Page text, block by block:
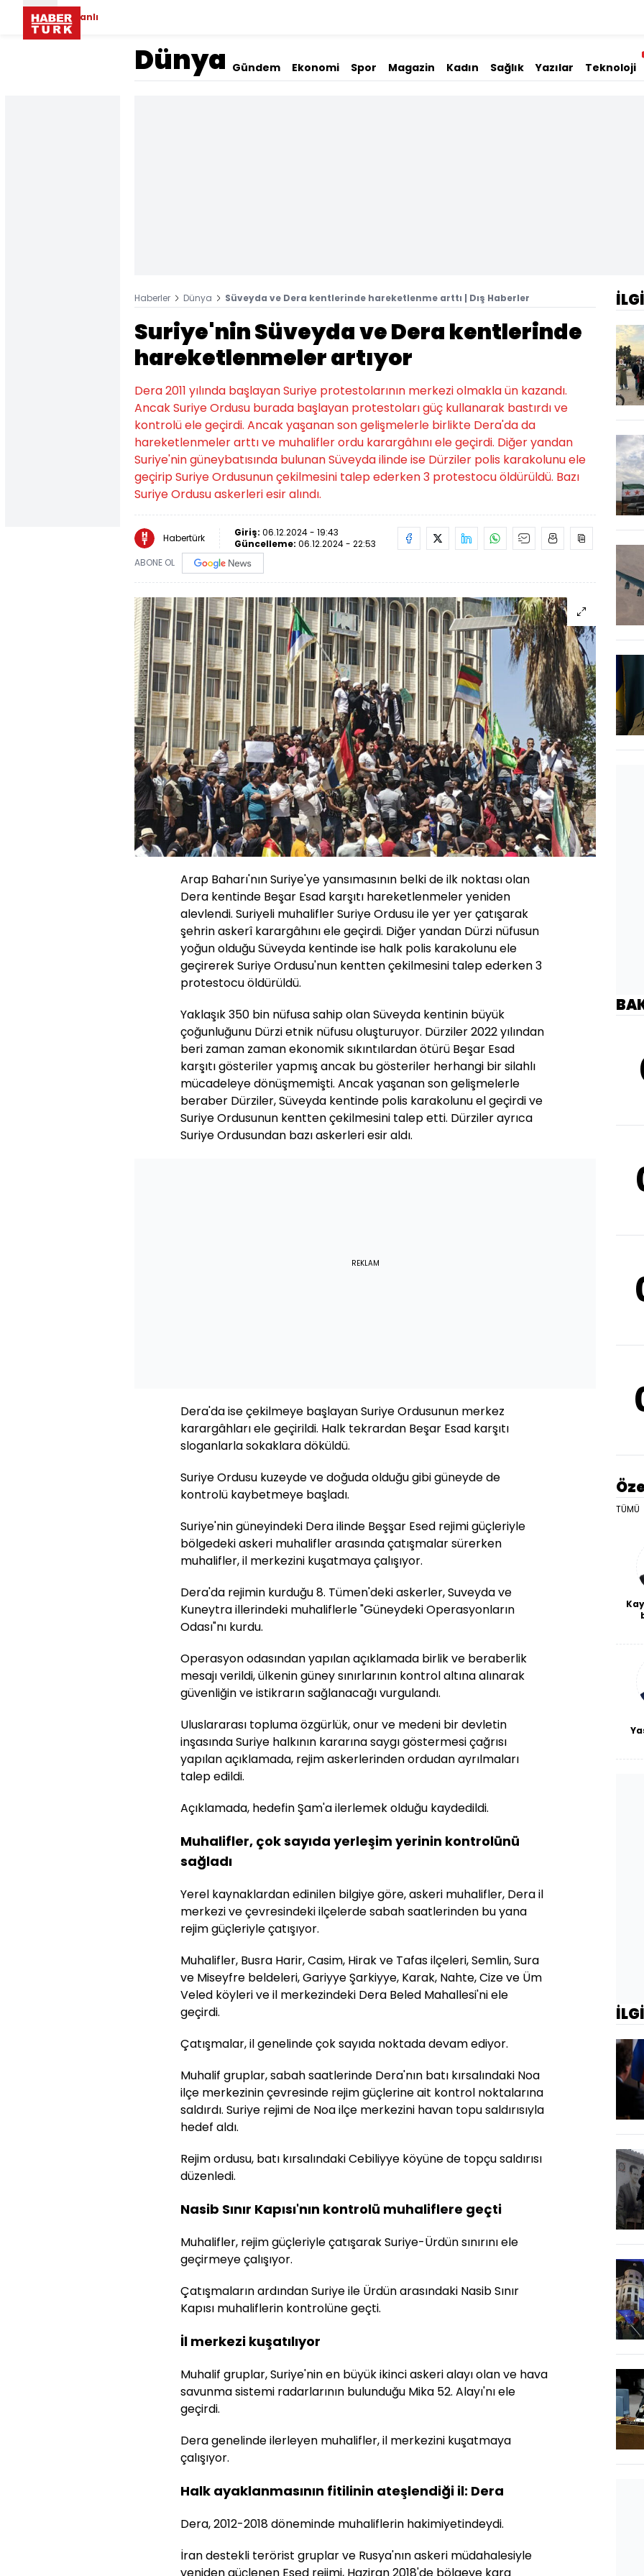
Canlı
Dünya Gündem Ekonomi Spor Magazin Kadın Sağlık Yazılar Teknoloji
Haberler Dünya Süveyda ve Dera kentlerinde hareketlenme arttı | Dış Haberler
Suriye'nin Süveyda ve Dera kentlerinde
hareketlenmeler artıyor
Dera 2011 yılında başlayan Suriye protestolarının merkezi olmakla ün kazandı.
Ancak Suriye Ordusu burada başlayan protestoları güç kullanarak bastırdı ve
kontrolü ele geçirdi. Ancak yaşanan son gelişmelerle birlikte Dera'da da
hareketlenmeler arttı ve muhalifler ordu karargâhını ele geçirdi. Diğer yandan
Suriye'nin güneybatısında bulunan Süveyda ilinde ise Dürziler polis karakolunu ele
geçirip Suriye Ordusunun çekilmesini talep ederken 3 protestocu öldürüldü. Bazı
Suriye Ordusu askerleri esir alındı.
Habertürk Giriş: 06.12.2024 - 19:43
Güncelleme: 06.12.2024 - 22:53
ABONE OL
Arap Baharı'nın Suriye'ye yansımasının belki de ilk noktası olan
Dera kentinde Beşar Esad karşıtı hareketlenmeler yeniden
alevlendi. Suriyeli muhalifler Suriye Ordusu ile yer yer çatışarak
şehrin askerî karargâhını ele geçirdi. Diğer yandan Dürzi nüfusun
yoğun olduğu Süveyda kentinde ise halk polis karakolunu ele
geçirerek Suriye Ordusu'nun kentten çekilmesini talep ederken 3
protestocu öldürüldü.
Yaklaşık 350 bin nüfusa sahip olan Süveyda kentinin büyük
çoğunluğunu Dürzi etnik nüfusu oluşturuyor. Dürziler 2022 yılından
beri zaman zaman ekonomik sıkıntılardan ötürü Beşar Esad
karşıtı gösteriler yapmış ancak bu gösteriler herhangi bir silahlı
mücadeleye dönüşmemişti. Ancak yaşanan son gelişmelerle
beraber Dürziler, Süveyda kentinde polis karakolunu el geçirdi ve
Suriye Ordusunun kentten çekilmesini talep etti. Dürziler ayrıca
Suriye Ordusundan bazı askerleri esir aldı.
REKLAM
Dera'da ise çekilmeye başlayan Suriye Ordusunun merkez
karargâhları ele geçirildi. Halk tekrardan Beşar Esad karşıtı
sloganlarla sokaklara döküldü.
Suriye Ordusu kuzeyde ve doğuda olduğu gibi güneyde de
kontrolü kaybetmeye başladı.
Suriye'nin güneyindeki Dera ilinde Beşşar Esed rejimi güçleriyle
bölgedeki askeri muhalifler arasında çatışmalar sürerken
muhalifler, il merkezini kuşatmaya çalışıyor.
Dera'da rejimin kurduğu 8. Tümen'deki askerler, Suveyda ve
Kuneytra illerindeki muhaliflerle "Güneydeki Operasyonların
Odası"nı kurdu.
Operasyon odasından yapılan açıklamada birlik ve beraberlik
mesajı verildi, ülkenin güney sınırlarının kontrol altına alınarak
güvenliğin ve istikrarın sağlanacağı vurgulandı.
Uluslararası topluma özgürlük, onur ve medeni bir devletin
inşasında Suriye halkının kararına saygı göstermesi çağrısı
yapılan açıklamada, rejim askerlerinden ordudan ayrılmaları
talep edildi.
Açıklamada, hedefin Şam'a ilerlemek olduğu kaydedildi.
Muhalifler, çok sayıda yerleşim yerinin kontrolünü
sağladı
Yerel kaynaklardan edinilen bilgiye göre, askeri muhalifler, Dera il
merkezi ve çevresindeki ilçelerde sabah saatlerinden bu yana
rejim güçleriyle çatışıyor.
Muhalifler, Busra Harir, Casim, Hirak ve Tafas ilçeleri, Semlin, Sura
ve Miseyfre beldeleri, Gariyye Şarkiyye, Karak, Nahte, Cize ve Üm
Veled köyleri ve il merkezindeki Dera Beled Mahallesi'ni ele
geçirdi.
Çatışmalar, il genelinde çok sayıda noktada devam ediyor.
Muhalif gruplar, sabah saatlerinde Dera'nın batı kırsalındaki Noa
ilçe merkezinin çevresinde rejim güçlerine ait kontrol noktalarına
saldırdı. Suriye rejimi de Noa ilçe merkezini havan topu saldırısıyla
hedef aldı.
Rejim ordusu, batı kırsalındaki Cebiliyye köyüne de topçu saldırısı
düzenledi.
Nasib Sınır Kapısı'nın kontrolü muhaliflere geçti
Muhalifler, rejim güçleriyle çatışarak Suriye-Ürdün sınırını ele
geçirmeye çalışıyor.
Çatışmaların ardından Suriye ile Ürdün arasındaki Nasib Sınır
Kapısı muhaliflerin kontrolüne geçti.
İl merkezi kuşatılıyor
Muhalif gruplar, Suriye'nin en büyük ikinci askeri alayı olan ve hava
savunma sistemi radarlarının bulunduğu Mika 52. Alayı'nı ele
geçirdi.
Dera genelinde ilerleyen muhalifler, il merkezini kuşatmaya
çalışıyor.
Halk ayaklanmasının fitilinin ateşlendiği il: Dera
Dera, 2012-2018 döneminde muhaliflerin hakimiyetindeydi.
İran destekli terörist gruplar ve Rusya'nın askeri müdahalesiyle
TÜMÜ